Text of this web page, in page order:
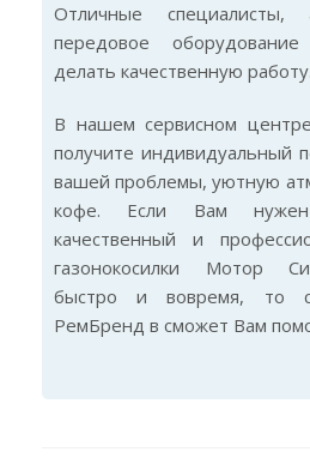
Отличные
передовое
делать качественную работу.
В нашем сервисном
получите индивидуальный
вашей проблемы, уютную
кофе. Если Вам нужен
качественный и
газонокосилки Мотор
быстро и вовремя, то
РемБренд в сможет Вам